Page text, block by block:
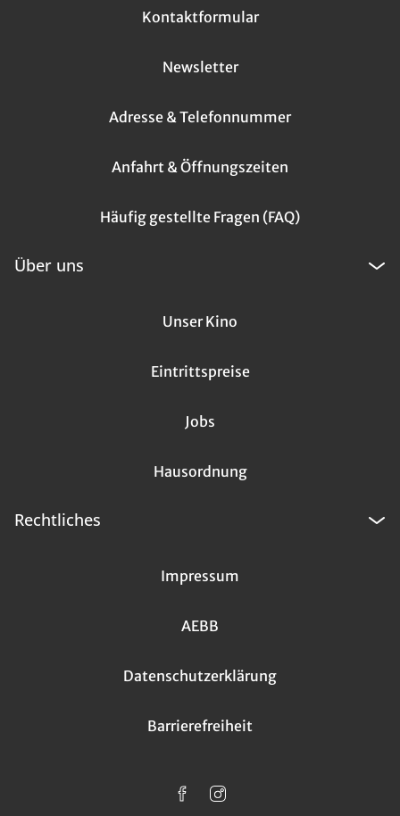
Kontaktformular
Newsletter
Adresse & Telefonnummer
Anfahrt & Öffnungszeiten
Häufig gestellte Fragen (FAQ)
Über uns
Unser Kino
Eintrittspreise
Jobs
Hausordnung
Rechtliches
Impressum
AEBB
Datenschutzerklärung
Barrierefreiheit